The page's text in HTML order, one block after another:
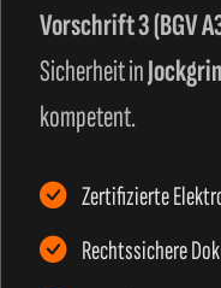
Vorschrift 3 (BGV
Sicherheit in
kompetent.
Zertifizierte
Rechtssichere